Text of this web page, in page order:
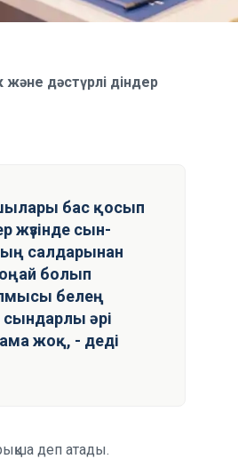
дәстүрлі діндер
бас қосып
жүзінде сын-
салдарынан
болып
белең
сындарлы әрі
жоқ, - деді
деп атады.